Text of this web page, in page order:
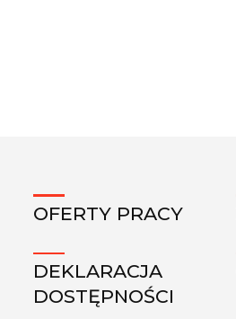
OFERTY PRACY
DEKLARACJA
DOSTĘPNOŚCI